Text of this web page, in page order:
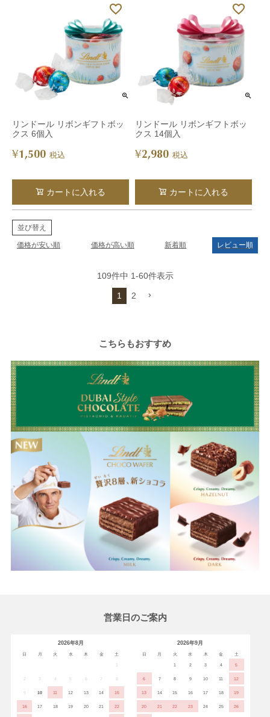
リンドール リボンギフトボッ
クス 6個入
¥1,500 税込
カートに入れる
リンドール リボンギフトボッ
クス 14個入
¥2,980 税込
カートに入れる
並び替え
価格が安い順 価格が高い順 新着順 レビュー順
109件中 1-60件表示
1 2
こちらもおすすめ
営業日のご案内
2026年8月
日 月 火 水 木 金 土
1
2 3 4 5 6 7 8
9 10 11 12 13 14 15
16 17 18 19 20 21 22
2026年9月
日 月 火 水 木 金 土
1 2 3 4 5
6 7 8 9 10 11 12
13 14 15 16 17 18 19
20 21 22 23 24 25 26